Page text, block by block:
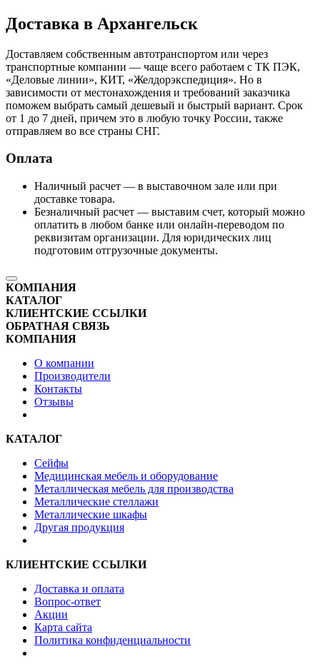
Доставка в Архангельск
Доставляем собственным автотранспортом или через
транспортные компании — чаще всего работаем с ТК ПЭК,
«Деловые линии», КИТ, «Желдорэкспедиция». Но в
зависимости от местонахождения и требований заказчика
поможем выбрать самый дешевый и быстрый вариант. Срок
от 1 до 7 дней, причем это в любую точку России, также
отправляем во все страны СНГ.
Оплата
Наличный расчет — в выставочном зале или при
доставке товара.
Безналичный расчет — выставим счет, который можно
оплатить в любом банке или онлайн-переводом по
реквизитам организации. Для юридических лиц
подготовим отгрузочные документы.
КОМПАНИЯ
КАТАЛОГ
КЛИЕНТСКИЕ ССЫЛКИ
ОБРАТНАЯ СВЯЗЬ
КОМПАНИЯ
О компании
Производители
Контакты
Отзывы
КАТАЛОГ
Сейфы
Медицинская мебель и оборудование
Металлическая мебель для производства
Металлические стеллажи
Металлические шкафы
Другая продукция
КЛИЕНТСКИЕ ССЫЛКИ
Доставка и оплата
Вопрос-ответ
Акции
Карта сайта
Политика конфиденциальности